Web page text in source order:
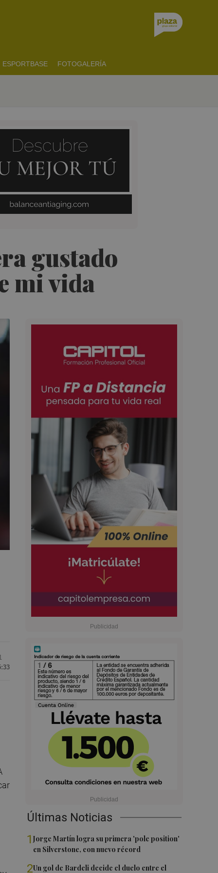
ESPORTBASE FOTOGALERÍA
gustado
mi vida
Últimas Noticias
1Jorge Martín logra su primera 'pole position'
en Silverstone, con nuevo récord
2Un gol de Bardeli decide el duelo entre el